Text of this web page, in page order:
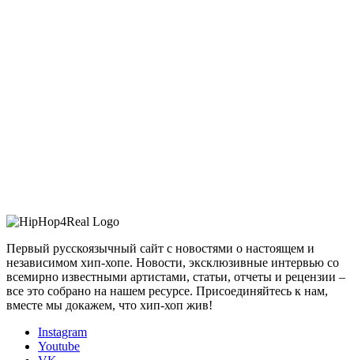
Первый русскоязычный сайт с новостями о настоящем и
независимом хип-хопе. Новости, эксклюзивные интервью со
всемирно известными артистами, статьи, отчеты и рецензии –
все это собрано на нашем ресурсе. Присоединяйтесь к нам,
вместе мы докажем, что хип-хоп жив!
Instagram
Youtube